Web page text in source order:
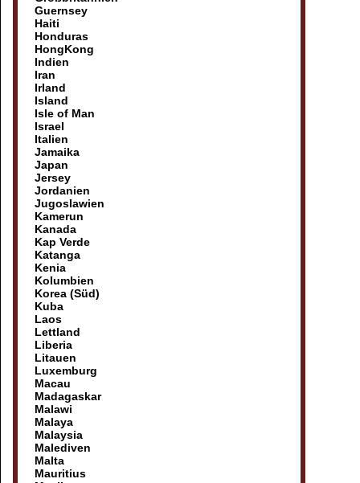
Guernsey
Haiti
Honduras
HongKong
Indien
Iran
Irland
Island
Isle of Man
Israel
Italien
Jamaika
Japan
Jersey
Jordanien
Jugoslawien
Kamerun
Kanada
Kap Verde
Katanga
Kenia
Kolumbien
Korea (Süd)
Kuba
Laos
Lettland
Liberia
Litauen
Luxemburg
Macau
Madagaskar
Malawi
Malaya
Malaysia
Malediven
Malta
Mauritius